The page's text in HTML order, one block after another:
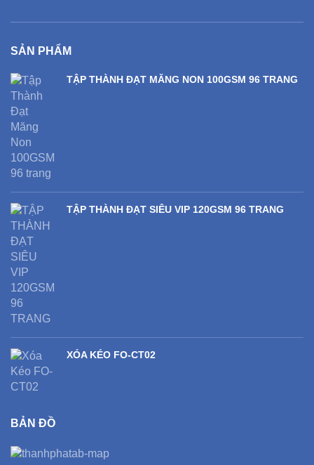
SẢN PHẨM
TẬP THÀNH ĐẠT MĂNG NON 100GSM 96 TRANG
TẬP THÀNH ĐẠT SIÊU VIP 120GSM 96 TRANG
XÓA KÉO FO-CT02
BẢN ĐỒ